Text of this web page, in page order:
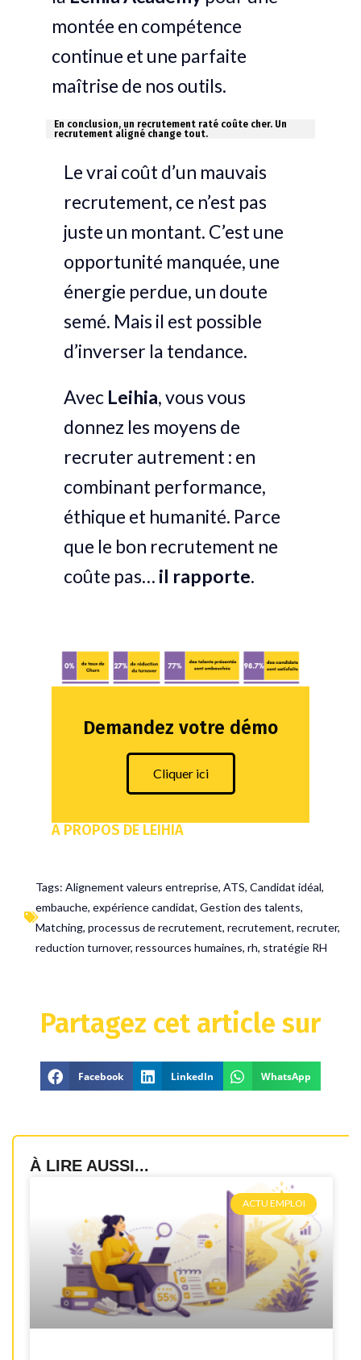
montée en compétence
continue et une parfaite
maîtrise de nos outils.
En conclusion, un recrutement raté coûte cher. Un
recrutement aligné change tout.
Le vrai coût d’un mauvais
recrutement, ce n’est pas
juste un montant. C’est une
opportunité manquée, une
énergie perdue, un doute
semé. Mais il est possible
d’inverser la tendance.
Avec Leihia, vous vous
donnez les moyens de
recruter autrement : en
combinant performance,
éthique et humanité. Parce
que le bon recrutement ne
coûte pas… il rapporte.
Demandez votre démo
Cliquer ici
A PROPOS DE LEIHIA
Tags: Alignement valeurs entreprise, ATS, Candidat idéal,
embauche, expérience candidat, Gestion des talents,
Matching, processus de recrutement, recrutement, recruter,
reduction turnover, ressources humaines, rh, stratégie RH
Partagez cet article sur
Facebook LinkedIn WhatsApp
À LIRE AUSSI...
ACTU EMPLOI